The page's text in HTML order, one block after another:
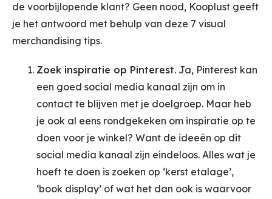
de voorbijlopende klant? Geen nood, Kooplust geeft
je het antwoord met behulp van deze 7 visual
merchandising tips.
Zoek inspiratie op Pinterest. Ja, Pinterest kan
een goed social media kanaal zijn om in
contact te blijven met je doelgroep. Maar heb
je ook al eens rondgekeken om inspiratie op te
doen voor je winkel? Want de ideeën op dit
social media kanaal zijn eindeloos. Alles wat je
hoeft te doen is zoeken op ‘kerst etalage’,
‘book display’ of wat het dan ook is waarvoor